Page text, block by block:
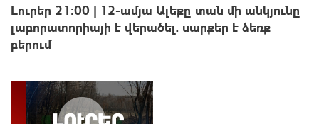
Լուրեր 21:00 | 12-ամյա Ալեքը տան մի անկյունը
լաբորատորիայի է վերածել. սարքեր է ձեռք
բերում